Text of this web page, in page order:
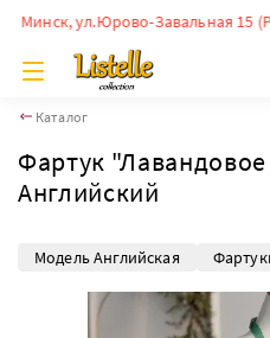
ул.Юрово-Завальная 15
Каталог
Фартук
Английский
Модель Английская